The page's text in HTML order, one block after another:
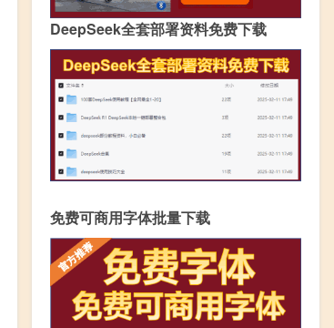
DeepSeek全套部署资料免费下载
免费可商用字体批量下载